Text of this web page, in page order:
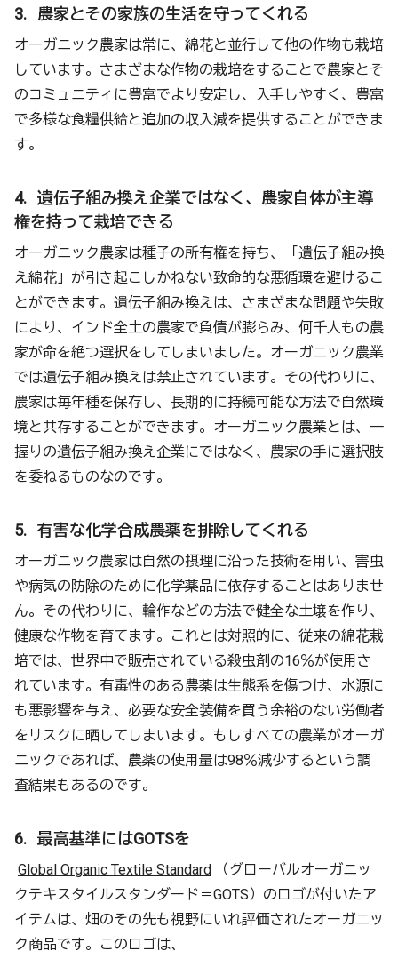
3. 農家とその家族の生活を守ってくれる
オーガニック農家は常に、綿花と並行して他の作物も栽培
しています。さまざまな作物の栽培をすることで農家とそ
のコミュニティに豊富でより安定し、入手しやすく、豊富
で多様な食糧供給と追加の収入減を提供することができま
す。
4. 遺伝子組み換え企業ではなく、農家自体が主導
権を持って栽培できる
オーガニック農家は種子の所有権を持ち、「遺伝子組み換
え綿花」が引き起こしかねない致命的な悪循環を避けるこ
とができます。遺伝子組み換えは、さまざまな問題や失敗
により、インド全土の農家で負債が膨らみ、何千人もの農
家が命を絶つ選択をしてしまいました。オーガニック農業
では遺伝子組み換えは禁止されています。その代わりに、
農家は毎年種を保存し、長期的に持続可能な方法で自然環
境と共存することができます。オーガニック農業とは、一
握りの遺伝子組み換え企業にではなく、農家の手に選択肢
を委ねるものなのです。
5. 有害な化学合成農薬を排除してくれる
オーガニック農家は自然の摂理に沿った技術を用い、害虫
や病気の防除のために化学薬品に依存することはありませ
ん。その代わりに、輪作などの方法で健全な土壌を作り、
健康な作物を育てます。これとは対照的に、従来の綿花栽
培では、世界中で販売されている殺虫剤の16％が使用さ
れています。有毒性のある農薬は生態系を傷つけ、水源に
も悪影響を与え、必要な安全装備を買う余裕のない労働者
をリスクに晒してしまいます。もしすべての農業がオーガ
ニックであれば、農薬の使用量は98％減少するという調
査結果もあるのです。
6. 最高基準にはGOTSを
Global Organic Textile Standard
（グローバルオーガニッ
クテキスタイルスタンダード＝GOTS）のロゴが付いたア
イテムは、畑のその先も視野にいれ評価されたオーガニッ
ク商品です。このロゴは、